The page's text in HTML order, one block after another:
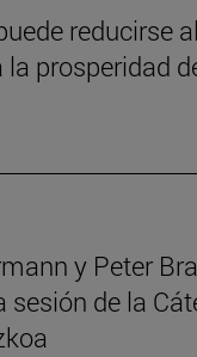
reducirse
prosperidad
y Peter
sesión de la